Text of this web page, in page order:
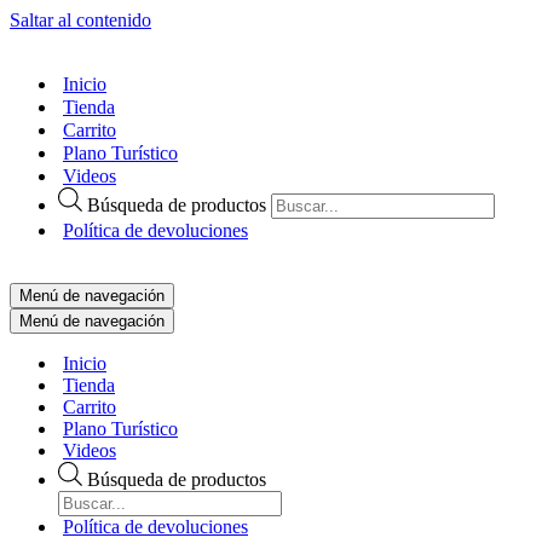
Saltar al contenido
Inicio
Tienda
Carrito
Plano Turístico
Videos
Búsqueda de productos
Política de devoluciones
Menú de navegación
Menú de navegación
Inicio
Tienda
Carrito
Plano Turístico
Videos
Búsqueda de productos
Política de devoluciones